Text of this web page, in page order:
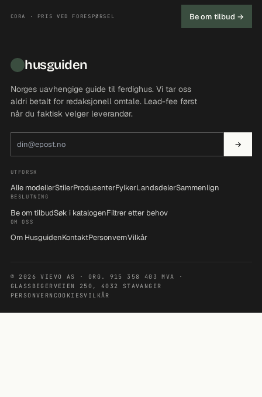
CORA · PRIS VED FORESPØRSEL Be om tilbud →
husguiden
Norges uavhengige guide til ferdighus. Vi tar oss
aldri betalt for redaksjonell omtale. Lead-fee først
når du faktisk velger leverandør.
→
UTFORSK
Alle modellerStilerProdusenterFylkerLandsdelerSammenlign
BESLUTNING
Be om tilbudSøk i katalogenFiltrer etter behov
OM OSS
Om HusguidenKontaktPersonvernVilkår
© 2026 VIEVO AS · ORG. 915 358 403 MVA ·
GLASSBEGERVEIEN 250, 4032 STAVANGER
PERSONVERN COOKIESVILKÅR